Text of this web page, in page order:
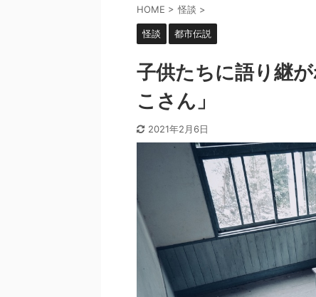
HOME > 怪談 >
怪談 都市伝説
子供たちに語り継
こさん」
2021年2月6日